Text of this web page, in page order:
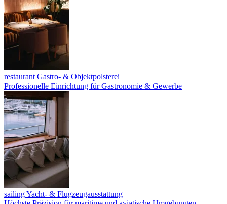
restaurant Gastro- & Objektpolsterei
Professionelle Einrichtung für Gastronomie & Gewerbe
sailingYacht- & Flugzeugausstattung